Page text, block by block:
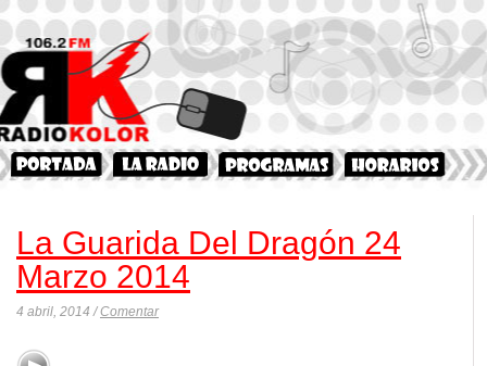
La Guarida Del Dragón 24
Marzo 2014
4 abril, 2014 /Comentar